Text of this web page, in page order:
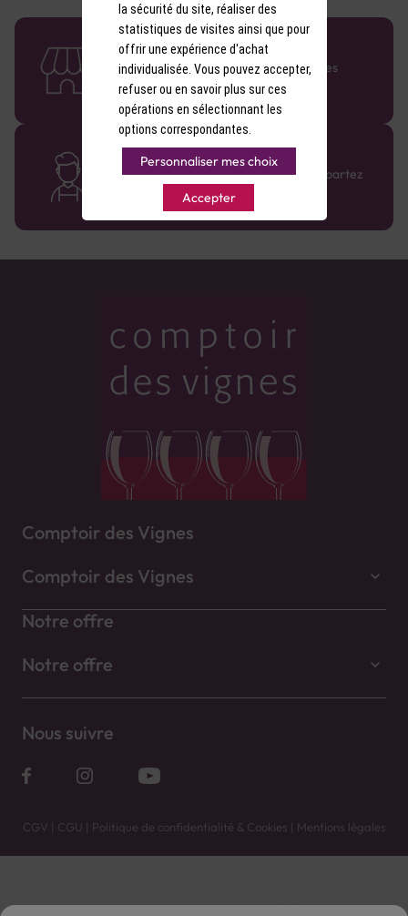
notes subtiles de clous de girofle, d’amandes et
Elaborée à partir d’éléments aromatiques naturels
et d’un jus concentré de citron vert.
58 caves en France
Retrouvez le réseau Comptoir des Vignes
partout en France !
Des cavistes à votre écoute
Bénéficiez de conseils sur-mesure et repartez
avec le sourire :)
Comptoir des Vignes
Comptoir des Vignes
Notre offre
Notre offre
Nous suivre
CGV | CGU | Politique de confidentialité & Cookies | Mentions légales
Vente uniquement en caves. Contactez votre caviste pour plus de renseignements.
la sécurité du site, réaliser des
statistiques de visites ainsi que pour
offrir une expérience d'achat
individualisée. Vous pouvez accepter,
refuser ou en savoir plus sur ces
opérations en sélectionnant les
options correspondantes.
Personnaliser mes choix
Accepter